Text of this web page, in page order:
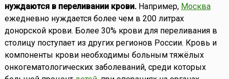
нуждаются в переливании крови.Например, Москва
ежедневно нуждается более чем в 200 литрах
донорской крови. Более 30% крови для переливания в
столицу поступает из других регионов России. Кровь и
компоненты крови необходимы больным тяжёлых
онкогематологических заболеваний, среди которых